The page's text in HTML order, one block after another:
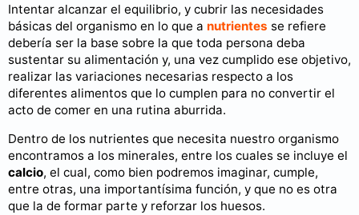
Intentar alcanzar el equilibrio, y cubrir las necesidades
básicas del organismo en lo que a nutrientes se refiere
debería ser la base sobre la que toda persona deba
sustentar su alimentación y, una vez cumplido ese objetivo,
realizar las variaciones necesarias respecto a los
diferentes alimentos que lo cumplen para no convertir el
acto de comer en una rutina aburrida.
Dentro de los nutrientes que necesita nuestro organismo
encontramos a los minerales, entre los cuales se incluye el
calcio, el cual, como bien podremos imaginar, cumple,
entre otras, una importantísima función, y que no es otra
que la de formar parte y reforzar los huesos.